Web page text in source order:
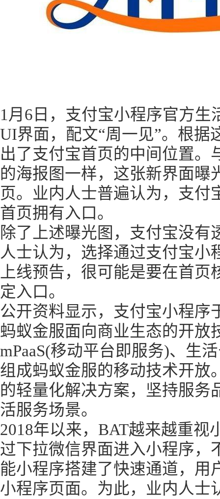
1月6日，支付宝小程序官方生
UI界面，配文“周一见”。根据
出了支付宝首页的中间位置。
的海报图一样，这张新界面曝
页。业内人士普遍认为，支付
首页拥有入口。
除了上述曝光图，支付宝没有
人士认为，选择通过支付宝小
上线预告，很可能是要在首
定入口。
公开资料显示，支付宝小程序
蚂蚁金服面向商业生态的开放
mPaaS(移动平台即服务)、生
组成蚂蚁金服的移动技术开放
的轻量化解决方案，坚持服务
活服务场景。
2018年以来，BAT越来越重视
过下拉微信界面进入小程序，
能小程序搭建了快速通道，用
小程序页面。为此，业内人士